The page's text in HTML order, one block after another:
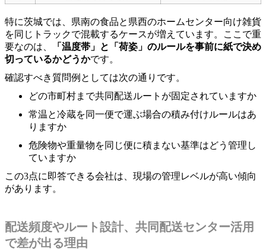
特に茨城では、県南の食品と県西のホームセンター向け雑貨
を同じトラックで混載するケースが増えています。ここで重
要なのは、
「温度帯」と「荷姿」のルールを事前に紙で決め
切っているかどうかです。
確認すべき質問例としては次の通りです。
どの市町村まで共同配送ルートが固定されていますか
常温と冷蔵を同一便で運ぶ場合の積み付けルールはあ
りますか
危険物や重量物を同じ便に積まない基準はどう管理し
ていますか
この3点に即答できる会社は、現場の管理レベルが高い傾向
があります。
配送頻度やルート設計、共同配送センター活用
で差が出る理由